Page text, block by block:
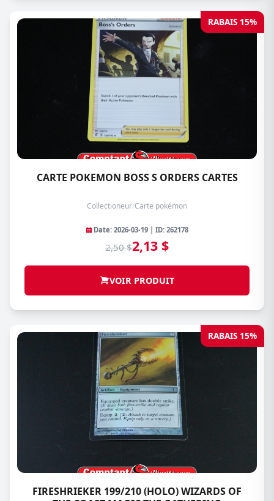
RABAIS 15%
CARTE POKEMON BOSS S ORDERS CARTES
Collectioneur/Carte pokémon
Date: 2026-03-19 | ID: 262178
2,50 $2,13 $
VOIR PRODUIT
RABAIS 15%
FIRESHRIEKER 199/210 (HOLO) WIZARDS OF